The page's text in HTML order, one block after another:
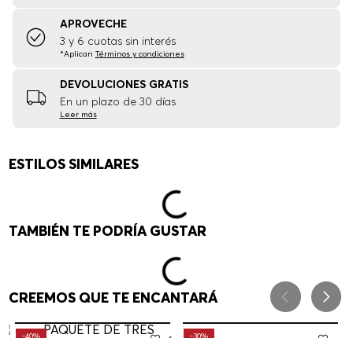
APROVECHE
3 y 6 cuotas sin interés
*Aplican Términos y condiciones
DEVOLUCIONES GRATIS
En un plazo de 30 días
Leer más
ESTILOS SIMILARES
TAMBIÉN TE PODRÍA GUSTAR
CREEMOS QUE TE ENCANTARÁ